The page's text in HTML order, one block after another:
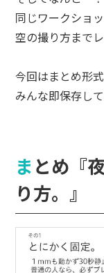
同じワークショ
空の撮り方まで
今回はまとめ形
みんな即保存して
まとめ『夜景、星空のきれいな撮
り方。』